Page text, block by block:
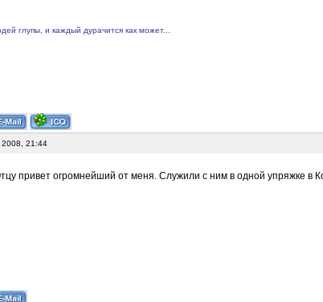
глупы, и каждый дурачится как может...
21:44
привет огромнейший от меня. Служили с ним в одной упряжке в